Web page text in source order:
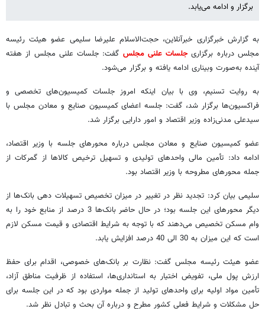
برگزار و ادامه می‌یابد.
به گزارش خبرگزاری خبرآنلاین، حجت‌الاسلام علیرضا سلیمی عضو هیئت رئیسه
مجلس درباره برگزاریجلسات علنی مجلس گفت: جلسات علنی مجلس از هفته
آینده به‌صورت وبیناری ادامه یافته و برگزار می‌شود.
به روایت تسنیم، وی با بیان اینکه امروز جلسات کمیسیون‌های تخصصی و
فراکسیون‌ها برگزار شد، گفت: جلسه اعضای کمیسیون صنایع و معادن مجلس با
سیدعلی مدنی‌زاده وزیر اقتصاد و امور دارایی برگزار شد.
عضو کمیسیون صنایع و معادن مجلس درباره محورهای جلسه با وزیر اقتصاد،
ادامه داد: تأمین مالی واحدهای تولیدی و تسهیل ترخیص کالاها از گمرکات از
جمله محورهای مطروحه با وزیر اقتصاد بود.
سلیمی بیان کرد: تجدید نظر در تغییر در میزان تخصیص تسهیلات دهی بانک‌ها از
دیگر محورهای این جلسه بود؛ در حال حاضر بانک‌ها 3 درصد از منابع خود را به
وام مسکن تخصیص می‌دهند که با توجه به شرایط اقتصادی و قیمت مسکن لازم
است که این میزان به 30 الی 40 درصد افزایش یابد.
عضو هیئت رئیسه مجلس گفت: نظارت بر بانک‌های خصوصی، اقدام برای حفظ
ارزش پول ملی، تفویض اختیار به استانداری‌ها، استفاده از ظرفیت مناطق آزاد،
تأمین مواد اولیه برای واحدهای تولید از جمله مواردی بود که در این جلسه برای
حل مشکلات و شرایط فعلی کشور مطرح و درباره آن بحث و تبادل نظر شد.